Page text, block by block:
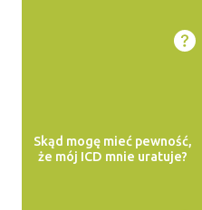
Skąd mogę mieć pewność,
że mój ICD mnie uratuje?